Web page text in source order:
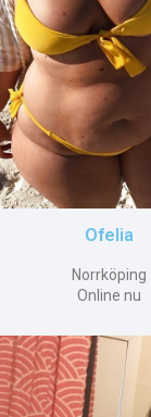
Ofelia
Norrköping
Online nu